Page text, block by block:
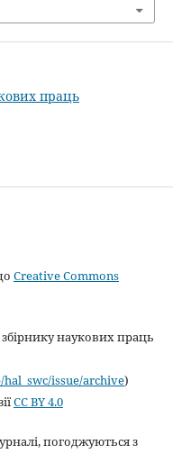
праць
Creative Commons
збірнику наукових праць
issue/archive)
CC BY 4.0
погоджуються з